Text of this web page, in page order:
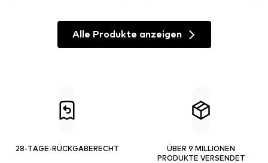
Alle Produkte anzeigen
28-TAGE-RÜCKGABERECHT
ÜBER 9 MILLIONEN
PRODUKTE VERSENDET